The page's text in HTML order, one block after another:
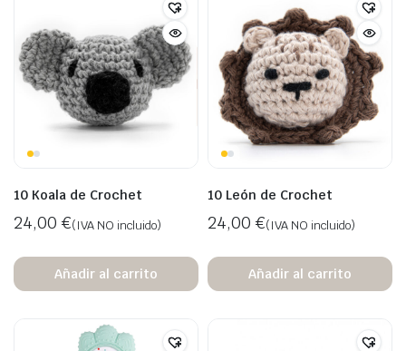
10 Koala de Crochet
24,00 €(IVA NO incluido)
Añadir al carrito
10 León de Crochet
24,00 €(IVA NO incluido)
Añadir al carrito